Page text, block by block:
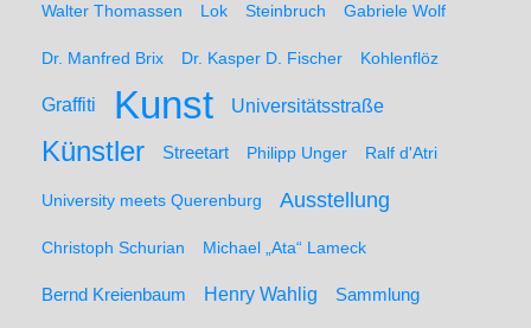
Walter Thomassen Lok Steinbruch Gabriele Wolf
Dr. Manfred Brix Dr. Kasper D. Fischer Kohlenflöz
Graffiti Kunst Universitätsstraße
Künstler Streetart Philipp Unger Ralf d'Atri
University meets Querenburg Ausstellung
Christoph Schurian Michael „Ata“ Lameck
Bernd Kreienbaum Henry Wahlig Sammlung